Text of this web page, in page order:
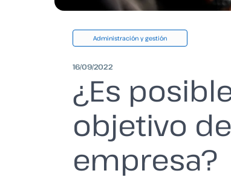
Administración y gestión
16/09/2022
¿Es
objetivo
empresa?